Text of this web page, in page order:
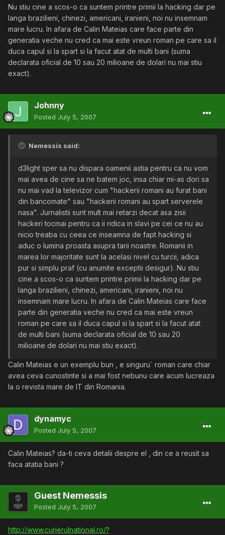
Nu stiu cine a scos-o ca suntem printre primii la hacking dar pe
langa brazilieni, chinezi, americani, iranieni, noi nu insemnam
mare lucru. In afara de Calin Mateias care face parte din
generatia veche nu cred ca mai este vreun roman pe care sa il
duca capul si la spart si la facut atat de multi bani (suma
declarata oficial de 10 sau 20 milioane de dolari nu mai stiu
exact).
Johnny
Posted July 5, 2007
Nemessis said:
d3light sper sa nu dispara oamenii astia pentru ca nu vom
mai avea de cine sa ne batem joc, insa chiar mi-as dori sa
nu mai vad la televizor cum "hackerii romani au furat bani
din bancomate" sau "hackerii romani au spart serverele
nasa". Jurnalistii sunt mult mai retarzi decat asa zisii
hackeri tocmai pentru ca ii ridica in slavi pe cei ce nu au
nicio treaba cu ceea ce inseamna de fapt hacking si
aduc o lumina proasta asupra tarii noastre. Romanii in
marea lor majoritate sunt la acelasi nivel cu turcii, adica
pur si simplu praf (cu anumite exceptii desigur). Nu stiu
cine a scos-o ca suntem printre primii la hacking dar pe
langa brazilieni, chinezi, americani, iranieni, noi nu
insemnam mare lucru. In afara de Calin Mateias care face
parte din generatia veche nu cred ca mai este vreun
roman pe care sa il duca capul si la spart si la facut atat
de multi bani (suma declarata oficial de 10 sau 20
milioane de dolari nu mai stiu exact).
Calin Mateias e un exemplu bun , e singuru` roman care chiar
avea ceva cunostinte si a mai fost nebunu care acum lucreaza
la o revista mare de IT din Romania.
dynamyc
Posted July 5, 2007
Calin Mateias? da-ti ceva detalii despre el , din ce a reusit sa
faca atatia bani ?
Guest Nemessis
Posted July 5, 2007
http://www.curierulnational.ro/?